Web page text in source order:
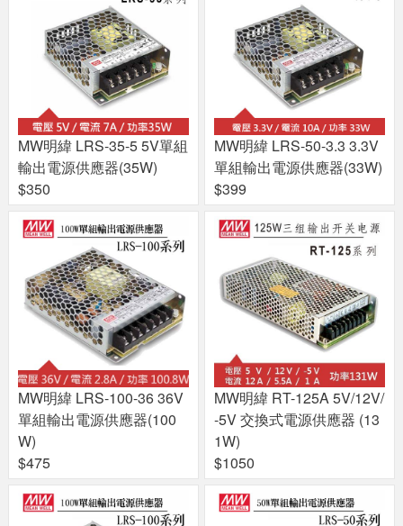
MW明緯 LRS-35-5 5V單組
輸出電源供應器(35W)
$350
MW明緯 LRS-50-3.3 3.3V
單組輸出電源供應器(33W)
$399
MW明緯 LRS-100-36 36V
單組輸出電源供應器(100
W)
$475
MW明緯 RT-125A 5V/12V/
-5V 交換式電源供應器 (13
1W)
$1050